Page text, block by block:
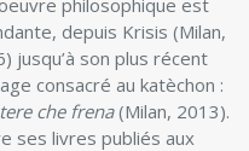
philosophique est
depuis Krisis (Milan,
jusqu’à son plus récent
consacré au katèchon :
che frena(Milan, 2013).
ses livres publiés aux